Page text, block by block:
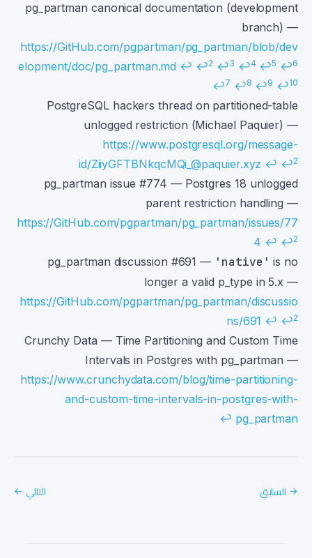
pg_partman canonical documentation (development
branch) —
https://GitHub.com/pgpartman/pg_partman/blob/dev
elopment/doc/pg_partman.md ↩ ↩2 ↩3 ↩4 ↩5 ↩6
↩7 ↩8 ↩9 ↩10
PostgreSQL hackers thread on partitioned-table
unlogged restriction (Michael Paquier) —
https://www.postgresql.org/message-
id/ZiiyGFTBNkqcMQi_@paquier.xyz ↩ ↩2
pg_partman issue #774 — Postgres 18 unlogged
parent restriction handling —
https://GitHub.com/pgpartman/pg_partman/issues/77
4 ↩ ↩2
pg_partman discussion #691 — 'native' is no
longer a valid p_type in 5.x —
https://GitHub.com/pgpartman/pg_partman/discussio
ns/691 ↩ ↩2
Crunchy Data — Time Partitioning and Custom Time
Intervals in Postgres with pg_partman —
https://www.crunchydata.com/blog/time-partitioning-
and-custom-time-intervals-in-postgres-with-
pg_partman
↩
← السابق التالي →